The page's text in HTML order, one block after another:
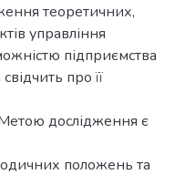
теоретичних,
управління
підприємства
про її
дослідження є
положень та